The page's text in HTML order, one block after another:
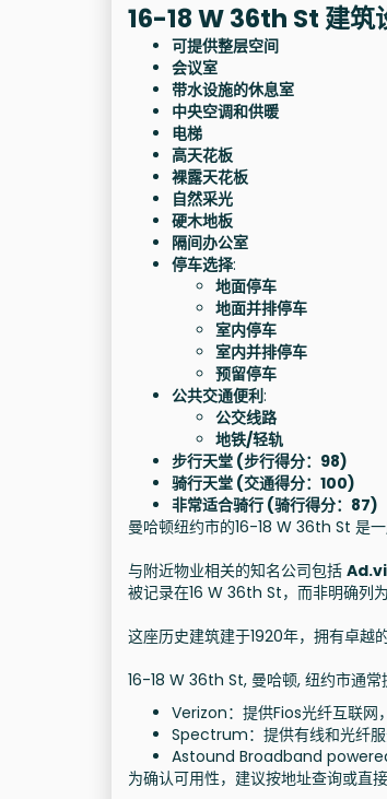
16-18 W 36th St 建筑
可提供整层空间
会议室
带水设施的休息室
中央空调和供暖
电梯
高天花板
裸露天花板
自然采光
硬木地板
隔间办公室
停车选择:
地面停车
地面并排停车
室内停车
室内并排停车
预留停车
公共交通便利:
公交线路
地铁/轻轨
步行天堂 (步行得分：98)
骑行天堂 (交通得分：100)
非常适合骑行 (骑行得分：87)
曼哈顿纽约市的16-18 W 36th St 是
与附近物业相关的知名公司包括
被记录在16 W 36th St，而非明确列
这座历史建筑建于1920年，拥有卓越
16-18 W 36th St, 曼哈顿, 纽约市通常
Verizon：提供Fios光纤互联网
Spectrum：提供有线和光纤服
Astound Broadband powered
为确认可用性，建议按地址查询或直